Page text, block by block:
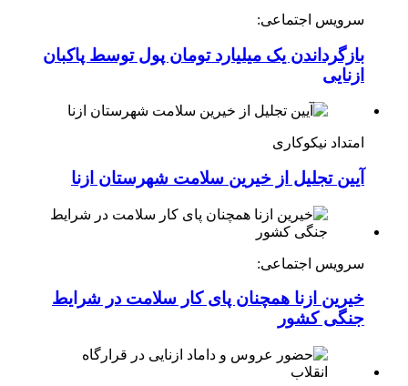
سرویس اجتماعی:
بازگرداندن یک میلیارد تومان پول توسط پاکبان
ازنایی
امتداد نیکوکاری
آیین تجلیل از خیرین سلامت شهرستان ازنا
سرویس اجتماعی:
خیرین ازنا همچنان پای کار سلامت در شرایط
جنگی کشور